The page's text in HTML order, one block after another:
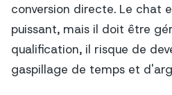
conversion directe. Le chat
puissant, mais il doit être
qualification, il risque de
gaspillage de temps et